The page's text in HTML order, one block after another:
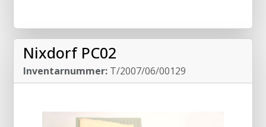
Nixdorf PC02
Inventarnummer: T/2007/06/00129